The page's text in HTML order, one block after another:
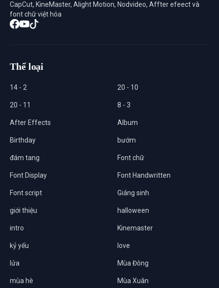
CapCut, KineMaster, Alight Motion, Nodvideo, Affter efeect và
font chữ việt hóa
Thể loại
14 - 2 20 - 10
20 - 11 8 - 3
After Effects Album
Birthday bướm
đám tang Font chữ
Font Display Font Handwritten
Font script Giáng sinh
giới thiệu halloween
intro Kinemaster
kỷ yếu love
lửa Mùa Đông
mùa hè Mùa Xuân